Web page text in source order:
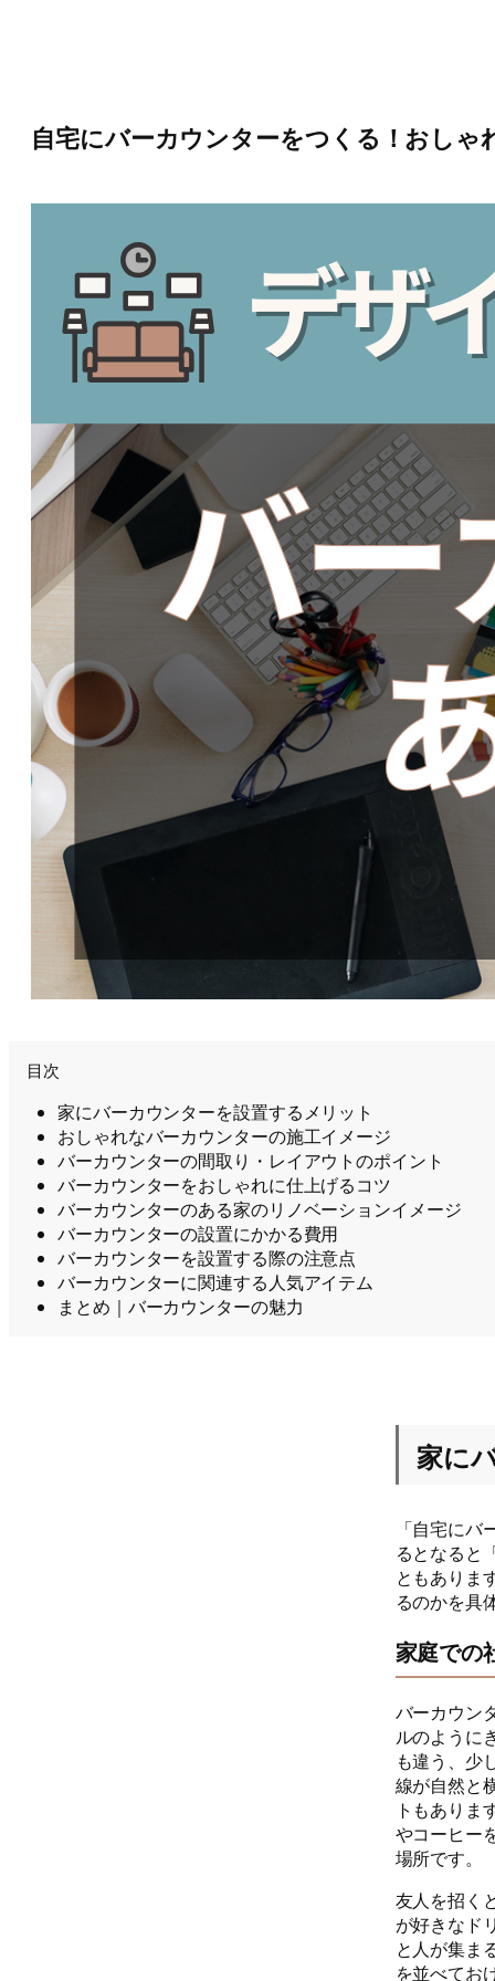
自宅にバーカウンターをつくる！おし
目次
家にバーカウンターを設置するメリット
おしゃれなバーカウンターの施工イメージ
バーカウンターの間取り・レイアウトのポイント
バーカウンターをおしゃれに仕上げるコツ
バーカウンターのある家のリノベーションイメージ
バーカウンターの設置にかかる費用
バーカウンターを設置する際の注意点
バーカウンターに関連する人気アイテム
まとめ｜バーカウンターの魅力
家に
「自宅に
るとなると
ともありま
るのかを具
家庭での
バーカウン
ルのように
も違う、少
線が自然と
トもあり
やコーヒー
場所です。
友人を招く
が好きなド
と人が集ま
を並べてお